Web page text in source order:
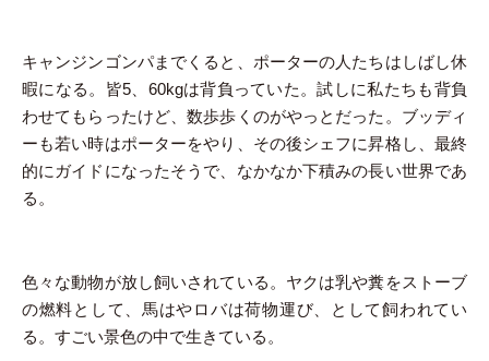
キャンジンゴンパまでくると、ポーターの人たちはしばし休
暇になる。皆5、60kgは背負っていた。試しに私たちも背負
わせてもらったけど、数歩歩くのがやっとだった。ブッディ
ーも若い時はポーターをやり、その後シェフに昇格し、最終
的にガイドになったそうで、なかなか下積みの長い世界であ
る。
色々な動物が放し飼いされている。ヤクは乳や糞をストーブ
の燃料として、馬はやロバは荷物運び、として飼われてい
る。すごい景色の中で生きている。